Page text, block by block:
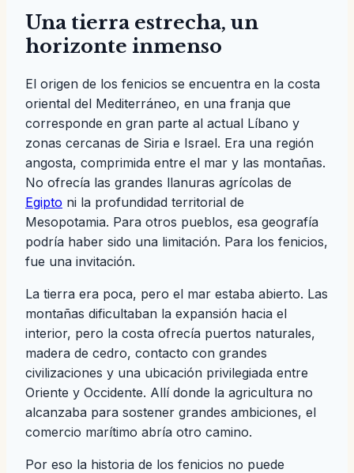
Una tierra estrecha, un
horizonte inmenso
El origen de los fenicios se encuentra en la costa
oriental del Mediterráneo, en una franja que
corresponde en gran parte al actual Líbano y
zonas cercanas de Siria e Israel. Era una región
angosta, comprimida entre el mar y las montañas.
No ofrecía las grandes llanuras agrícolas de
Egipto ni la profundidad territorial de
Mesopotamia. Para otros pueblos, esa geografía
podría haber sido una limitación. Para los fenicios,
fue una invitación.
La tierra era poca, pero el mar estaba abierto. Las
montañas dificultaban la expansión hacia el
interior, pero la costa ofrecía puertos naturales,
madera de cedro, contacto con grandes
civilizaciones y una ubicación privilegiada entre
Oriente y Occidente. Allí donde la agricultura no
alcanzaba para sostener grandes ambiciones, el
comercio marítimo abría otro camino.
Por eso la historia de los fenicios no puede